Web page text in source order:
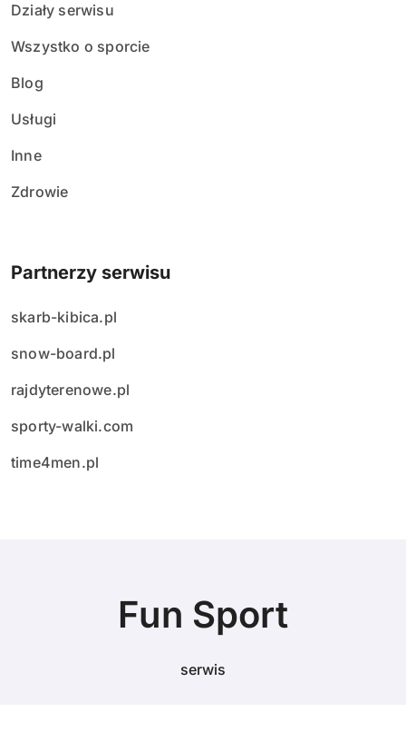
Działy serwisu
Wszystko o sporcie
Blog
Usługi
Inne
Zdrowie
Partnerzy serwisu
skarb-kibica.pl
snow-board.pl
rajdyterenowe.pl
sporty-walki.com
time4men.pl
Fun Sport
serwis